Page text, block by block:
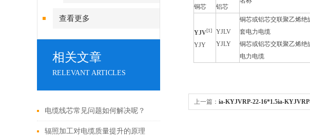
查看更多
相关文章
RELEVANT ARTICLES
电缆线芯常见问题如何解决呢？
辐照加工对电缆质量提升的原理
铜芯
铝芯
YJV[1]
YJY
YJLV
YJLY
铜芯或铝芯交联聚乙烯绝
套电力电缆
铜芯或铝芯交联聚乙烯绝
电力电缆
上一篇： ia-KYJVRP-22-16*1.5ia-